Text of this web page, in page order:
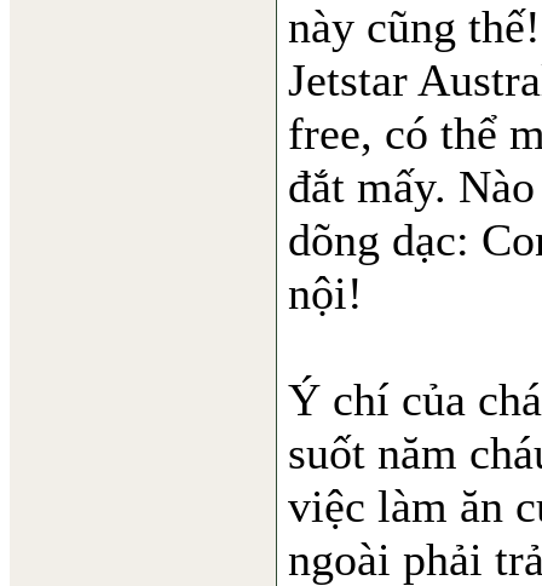
này cũng
Jetstar
free, có thể
đắt mấy.
dõng dạc:
nội!
Ý chí của
suốt năm
việc làm ăn
ngoài phải